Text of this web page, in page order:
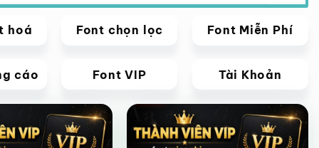
hoá Font chọn lọc Font Miễn Phí
cáo Font VIP Tài Khoản
Giảm giá!